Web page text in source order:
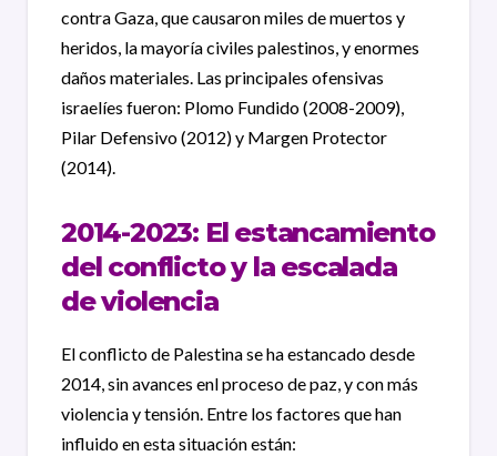
contra Gaza, que causaron miles de muertos y
heridos, la mayoría civiles palestinos, y enormes
daños materiales. Las principales ofensivas
israelíes fueron: Plomo Fundido (2008-2009),
Pilar Defensivo (2012) y Margen Protector
(2014).
2014-2023: El estancamiento
del conflicto y la escalada
de violencia
El conflicto de Palestina se ha estancado desde
2014, sin avances enl proceso de paz, y con más
violencia y tensión. Entre los factores que han
influido en esta situación están: